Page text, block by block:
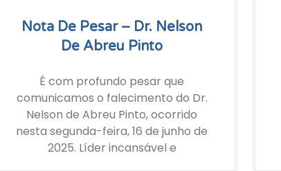
Nota De Pesar – Dr. Nelson
De Abreu Pinto
É com profundo pesar que
comunicamos o falecimento do Dr.
Nelson de Abreu Pinto, ocorrido
nesta segunda-feira, 16 de junho de
2025. Líder incansável e